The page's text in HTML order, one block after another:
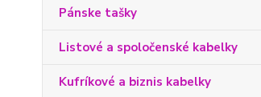
Pánske tašky
Listové a spoločenské kabelky
Kufríkové a biznis kabelky